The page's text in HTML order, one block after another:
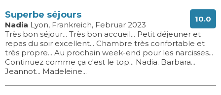
10.0
Superbe séjours
Nadia Lyon, Frankreich, Februar 2023
Très bon séjour... Très bon accueil... Petit déjeuner et
repas du soir excellent... Chambre très confortable et
très propre... Au prochain week-end pour les narcisses...
Continuez comme ça c'est le top... Nadia. Barbara...
Jeannot... Madeleine...